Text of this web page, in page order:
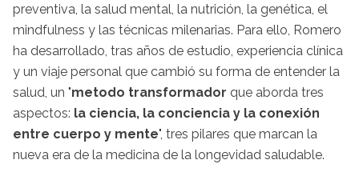
preventiva, la salud mental, la nutrición, la genética, el
mindfulness y las técnicas milenarias. Para ello, Romero
ha desarrollado, tras años de estudio, experiencia clínica
y un viaje personal que cambió su forma de entender la
salud, un "metodo transformador que aborda tres
aspectos: la ciencia, la conciencia y la conexión
entre cuerpo y mente", tres pilares que marcan la
nueva era de la medicina de la longevidad saludable.